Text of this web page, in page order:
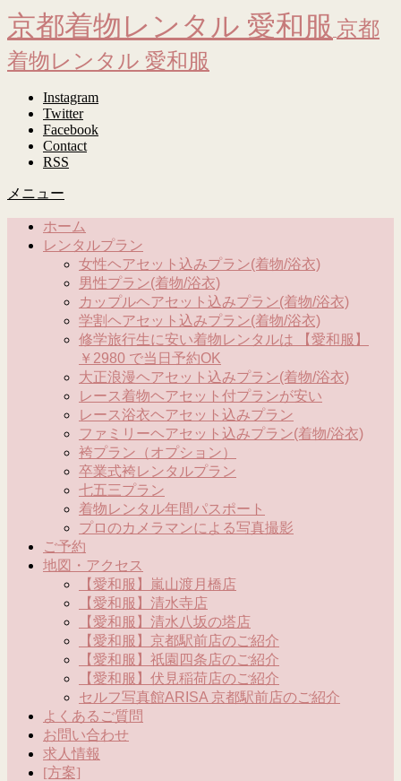
京都着物レンタル 愛和服 京都
着物レンタル 愛和服
Instagram
Twitter
Facebook
Contact
RSS
メニュー
ホーム
レンタルプラン
女性ヘアセット込みプラン(着物/浴衣)
男性プラン(着物/浴衣)
カップルヘアセット込みプラン(着物/浴衣)
学割ヘアセット込みプラン(着物/浴衣)
修学旅行生に安い着物レンタルは 【愛和服】
￥2980 で当日予約OK
大正浪漫ヘアセット込みプラン(着物/浴衣)
レース着物ヘアセット付プランが安い
レース浴衣ヘアセット込みプラン
ファミリーヘアセット込みプラン(着物/浴衣)
袴プラン（オプション）
卒業式袴レンタルプラン
七五三プラン
着物レンタル年間パスポート
プロのカメラマンによる写真撮影
ご予約
地図・アクセス
【愛和服】嵐山渡月橋店
【愛和服】清水寺店
【愛和服】清水八坂の塔店
【愛和服】京都駅前店のご紹介
【愛和服】祇園四条店のご紹介
【愛和服】伏見稲荷店のご紹介
セルフ写真館ARISA 京都駅前店のご紹介
よくあるご質問
お問い合わせ
求人情報
[方案]